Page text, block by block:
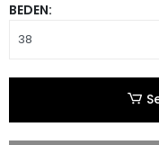
BEDEN: